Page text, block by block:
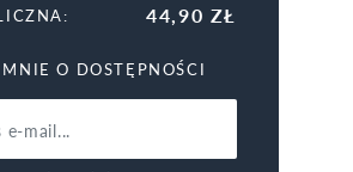
44,90 ZŁ
O DOSTĘPNOŚCI